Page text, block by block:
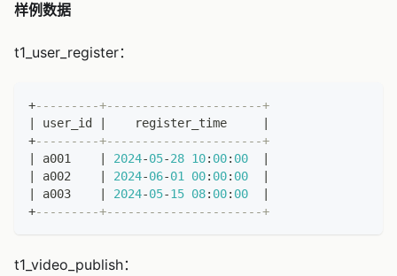
样例数据
t1_user_register：
+---------+----------------------+
user_id
    register_time
+---------+----------------------+
a001 2024-05-28 10: 00: 00
a002 2024-06-01 00: 00: 00
a003 2024-05-15 08: 00: 00
+---------+----------------------+
t1_video_publish：